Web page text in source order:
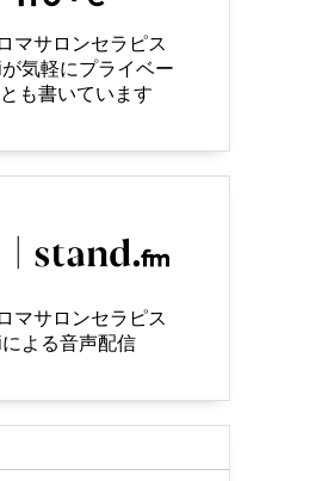
マサロンセラピス
が気軽にプライベー
とも書いています
マサロンセラピス
による音声配信